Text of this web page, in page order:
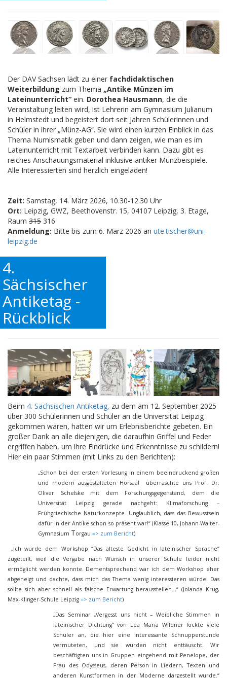
Der DAV Sachsen lädt zu einer fachdidaktischen
Weiterbildung zum Thema „Antike Münzen im
Lateinunterricht“ ein. Dorothea Hausmann, die die
Veranstaltung leiten wird, ist Lehrerin am Gymnasium Julianum
in Helmstedt und begeistert dort seit Jahren Schülerinnen und
Schüler in ihrer „Münz-AG“. Sie wird einen kurzen Einblick in das
Thema Numismatik geben und dann zeigen, wie man es im
Lateinunterricht mit Textarbeit verbinden kann. Dazu gibt es
reiches Anschauungsmaterial inklusive antiker Münzbeispiele.
Alle Interessierten sind herzlich eingeladen!
Zeit: Samstag, 14. März 2026, 10.30-12.30 Uhr
Ort: Leipzig, GWZ, Beethovenstr. 15, 04107 Leipzig, 3. Etage,
Raum 315 316
Anmeldung: Bitte bis zum 6. März 2026 an ute.tischer@uni-
leipzig.de
4.
Sächsischer
Antiketag -
Rückblick
Beim 4. Sächsischen Antiketag, zu dem am 12. September 2025
über 300 Schülerinnen und Schüler an die Universität Leipzig
gekommen waren, hatten wir um Erlebnisberichte gebeten. Ein
großer Dank an alle diejenigen, die daraufhin Griffel und Feder
ergriffen haben, um ihre Eindrücke und Erkenntnisse zu schildern!
Hier ein paar Stimmen (mit Links zu den Berichten):
„Schon bei der ersten Vorlesung in einem beeindruckend großen
und modern ausgestalteten Hörsaal überraschte uns Prof. Dr.
Oliver Schelske mit dem Forschungsgegenstand, dem die
Universität Leipzig gerade nachgeht: Klimaforschung –
Frühgriechische Naturkonzepte. Unglaublich, dass das Bewusstsein
dafür in der Antike schon so präsent war!“ (Klasse 10, Johann-Walter-
Gymnasium Torgau => zum Bericht)
„Ich wurde dem Workshop “Das älteste Gedicht in lateinischer Sprache”
zugeteilt, weil die Vergabe nach Wunsch in unserer Schule leider nicht
ermöglicht werden konnte. Dementsprechend war ich dem Workshop eher
abgeneigt und dachte, dass mich das Thema wenig interessieren würde. Das
sollte sich aber schnell als falsche Erwartung herausstellen...“ (Jolanda Krug,
Max-Klinger-Schule Leipzig => zum Bericht)
„Das Seminar „Vergesst uns nicht – Weibliche Stimmen in
lateinischer Dichtung“ von Lea Maria Wildner lockte viele
Schüler an, die hier eine interessante Schnupperstunde
vermuteten, und sie wurden nicht enttäuscht. Wir
beschäftigten uns in Gruppen eingehend mit Penelope, der
Frau des Odysseus, deren Person in Liedern, Texten und
anderen Kunstformen in der Moderne dargestellt wurde.“